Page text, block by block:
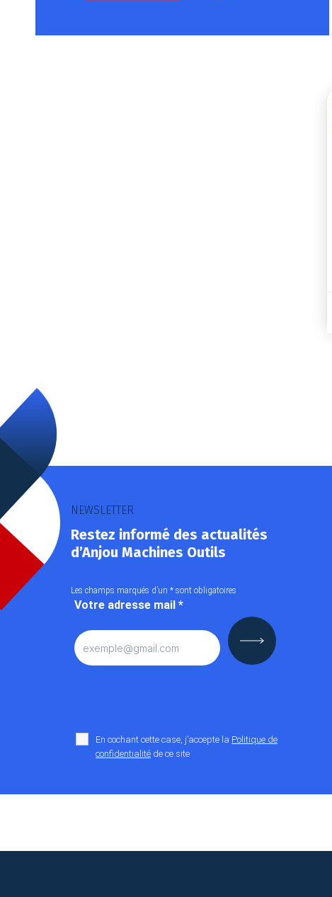
NEWSLETTER
Restez informé des actualités
d’Anjou Machines Outils
Les champs marqués d’un * sont obligatoires
Votre adresse mail *
En cochant cette case, j’accepte la Politique de
confidentialité de ce site